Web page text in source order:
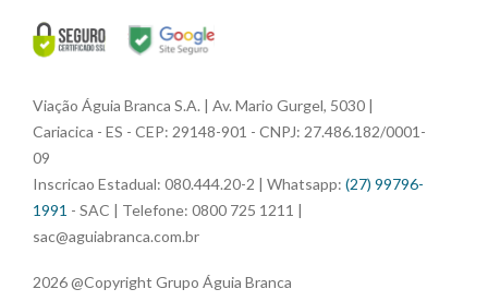
Viação Águia Branca S.A. | Av. Mario Gurgel, 5030 |
Cariacica - ES - CEP: 29148-901 - CNPJ: 27.486.182/0001-
09
Inscricao Estadual: 080.444.20-2 | Whatsapp: (27) 99796-
1991 - SAC | Telefone: 0800 725 1211 |
sac@aguiabranca.com.br
2026 @Copyright Grupo Águia Branca